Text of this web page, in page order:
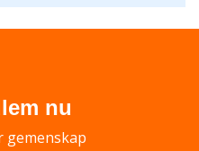
nu
gemenskap